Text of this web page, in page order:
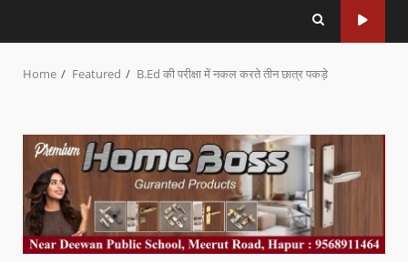
Home Featured B.Ed की परीक्षा में नकल करते तीन छात्र पकड़े